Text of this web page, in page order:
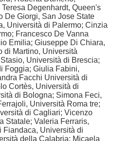
Degenhardt, Queen's
De Giorgi, San Jose State
Università di Palermo; Cinzia
Francesco De Vanna
Emilia; Giuseppe Di Chiara,
di Martino, Università
Università di Brescia;
Foggia; Giulia Fabini,
Facchi Università di
Cortès, Università di
di Bologna; Simona Feci,
Università Roma tre;
di Cagliari; Vicenzo
Statale; Valeria Ferraris,
Fiandaca, Università di
della Calabria; Micaela